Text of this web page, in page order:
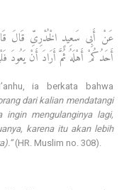
عَنْ أَبِى سَعِيدٍ الْخُدْرِىِّ قَالَ
أَحَدُكُمْ أَهْلَهُ ثُمَّ أَرَادَ أَنْ يَعُودَ
ia berkata bahwa
dari kalian mendatangi
ingin mengulanginya lagi,
karena itu akan lebih
(HR. Muslim no. 308).